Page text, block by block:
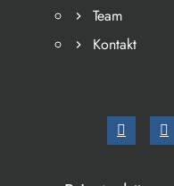
Team
Kontakt